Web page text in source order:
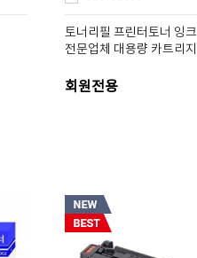
토너리필 프린터토너 잉
전문업체 대용량 카트리
회원전용